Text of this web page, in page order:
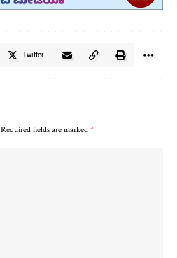
Twitter
Required fields are marked *